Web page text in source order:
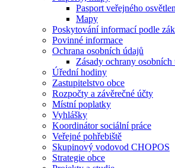
Pasport veřejného
Mapy
Poskytování informací podle
Povinné informace
Ochrana osobních údajů
Zásady ochrany osobních
Úřední hodiny
Zastupitelstvo obce
Rozpočty a závěrečné účty
Místní poplatky
Vyhlášky
Koordinátor sociální práce
Veřejné pohřebiště
Skupinový vodovod CHOPOS
Strategie obce